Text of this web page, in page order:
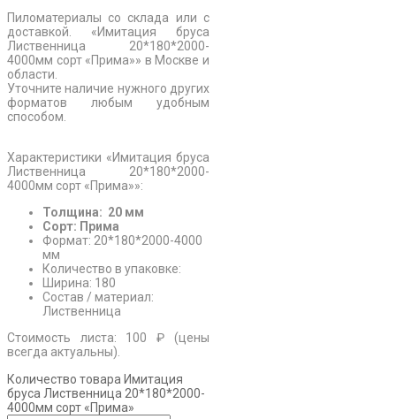
Пиломатериалы со склада или с
доставкой. «Имитация бруса
Лиственница 20*180*2000-
4000мм сорт «Прима»» в Москве и
области.
Уточните наличие нужного других
форматов любым удобным
способом.
Характеристики «Имитация бруса
Лиственница 20*180*2000-
4000мм сорт «Прима»»:
Толщина: 20 мм
Сорт: Прима
Формат: 20*180*2000-4000
мм
Количество в упаковке:
Ширина: 180
Состав / материал:
Лиственница
Стоимость листа: 100 ₽ (цены
всегда актуальны).
Количество товара Имитация
бруса Лиственница 20*180*2000-
4000мм сорт «Прима»